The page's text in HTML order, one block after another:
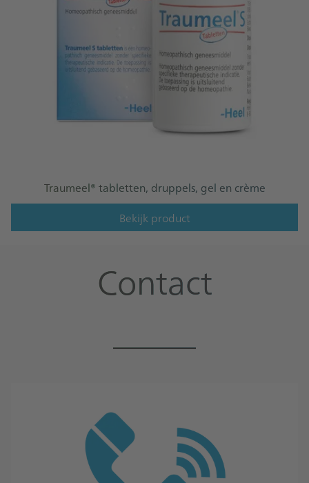
Traumeel® tabletten, druppels, gel en crème
Bekijk product
Contact